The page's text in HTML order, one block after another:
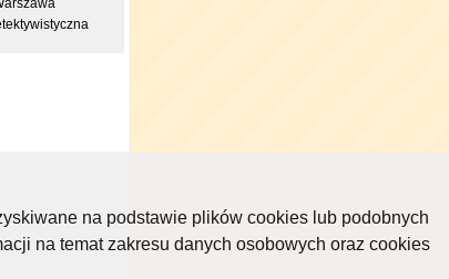
na podstawie plików cookies lub podobnych
na temat zakresu danych osobowych oraz cookies